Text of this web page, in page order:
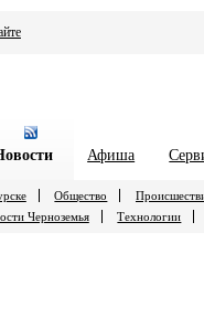
Афиша
Общество
Черноземья
Технологии